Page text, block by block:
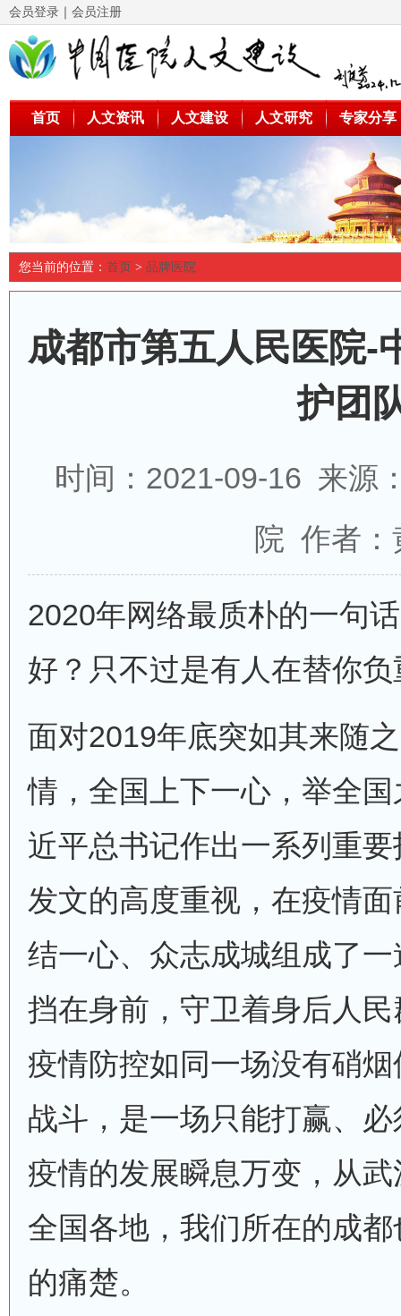
会员登录 ｜ 会员注册
首页 人文资讯 人文建设 人文研究 专家分享
您当前的位置： 首页 > 品牌医院
成都市第五人民医院-
护团
时间：2021-09-16 来源
院 作者：
2020年网络最质朴的一句
好？只不过是有人在替你
面对2019年底突如其来随
情，全国上下一心，举全
近平总书记作出一系列重
发文的高度重视，在疫情面
结一心、众志成城组成了
挡在身前，守卫着身后人
疫情防控如同一场没有硝
战斗，是一场只能打赢、
疫情的发展瞬息万变，从
全国各地，我们所在的成
的痛楚。